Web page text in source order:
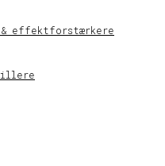
& effektforstærkere